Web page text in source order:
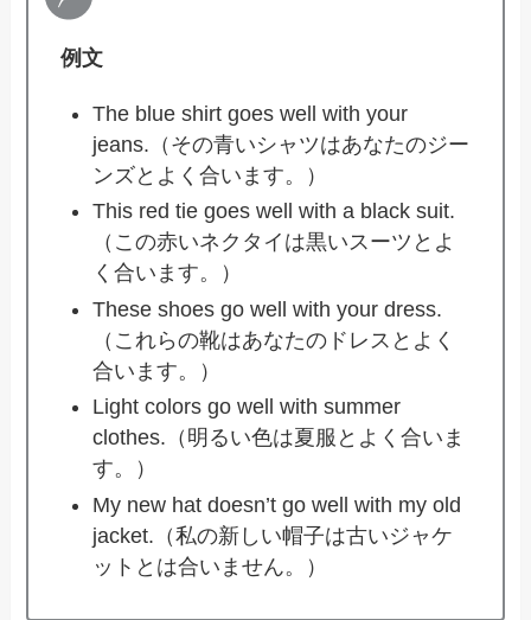
例文
The blue shirt goes well with your
jeans.（その青いシャツはあなたのジー
ンズとよく合います。）
This red tie goes well with a black suit.
（この赤いネクタイは黒いスーツとよ
く合います。）
These shoes go well with your dress.
（これらの靴はあなたのドレスとよく
合います。）
Light colors go well with summer
clothes.（明るい色は夏服とよく合いま
す。）
My new hat doesn’t go well with my old
jacket.（私の新しい帽子は古いジャケ
ットとは合いません。）